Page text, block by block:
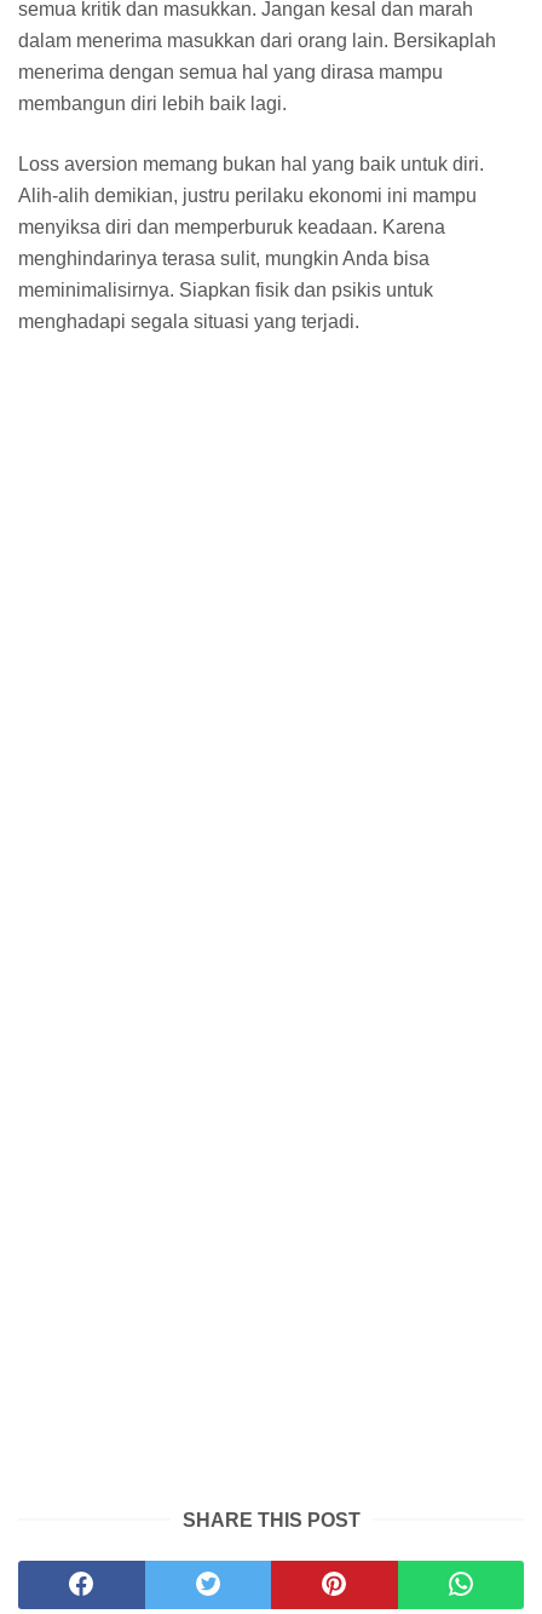
semua kritik dan masukkan. Jangan kesal dan marah
dalam menerima masukkan dari orang lain. Bersikaplah
menerima dengan semua hal yang dirasa mampu
membangun diri lebih baik lagi.
Loss aversion memang bukan hal yang baik untuk diri.
Alih-alih demikian, justru perilaku ekonomi ini mampu
menyiksa diri dan memperburuk keadaan. Karena
menghindarinya terasa sulit, mungkin Anda bisa
meminimalisirnya. Siapkan fisik dan psikis untuk
menghadapi segala situasi yang terjadi.
SHARE THIS POST